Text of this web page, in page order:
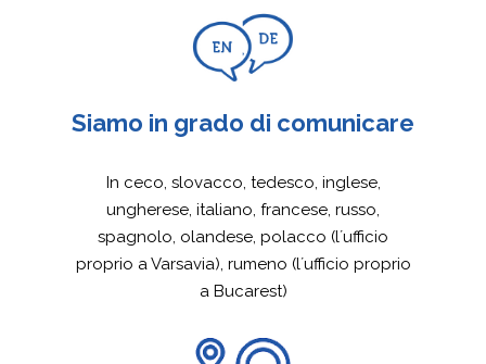
Siamo in grado di comunicare
In ceco, slovacco, tedesco, inglese,
ungherese, italiano, francese, russo,
spagnolo, olandese, polacco (l´ufficio
proprio a Varsavia), rumeno (l´ufficio proprio
a Bucarest)